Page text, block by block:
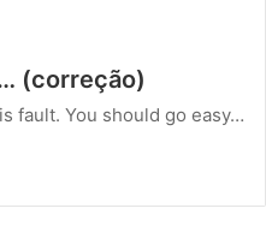
(correção)
fault. You should go easy…